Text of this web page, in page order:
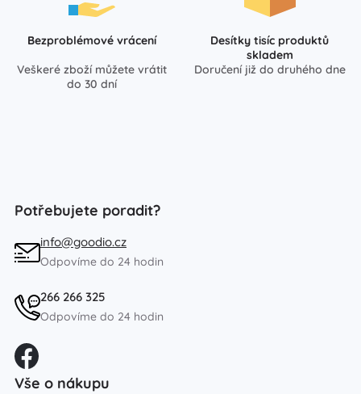
Bezproblémové vrácení
Veškeré zboží můžete vrátit
do 30 dní
Desítky tisíc produktů
skladem
Doručení již do druhého dne
Potřebujete poradit?
info@goodio.cz
Odpovíme do 24 hodin
266 266 325
Odpovíme do 24 hodin
Vše o nákupu